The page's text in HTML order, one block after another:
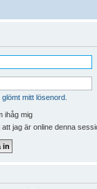
mitt lösenord.
ihåg mig
att jag är online denna